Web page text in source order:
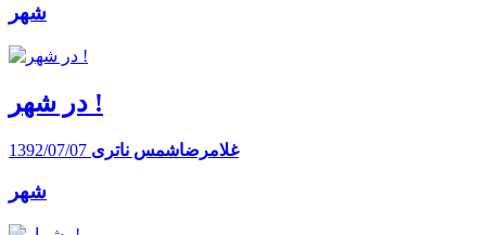
شهر
در شهر !
غلامرضاشمس ناتری 1392/07/07
شهر